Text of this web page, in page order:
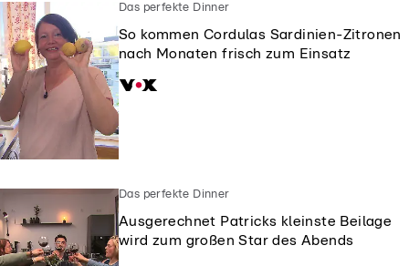
Das perfekte Dinner
So kommen Cordulas Sardinien-Zitronen
nach Monaten frisch zum Einsatz
Das perfekte Dinner
Ausgerechnet Patricks kleinste Beilage
wird zum großen Star des Abends